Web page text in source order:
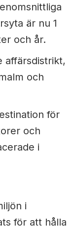
är nu 1
och år.
affärsdistrikt,
och
för
och
i
i
för att hålla